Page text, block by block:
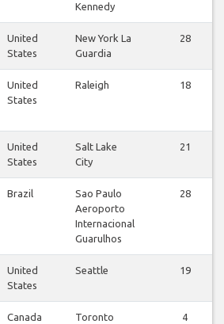
Kennedy
United
States
New York La
Guardia
28
United
States
Raleigh 18
United
States
Salt Lake
City
21
Brazil
Sao Paulo
Aeroporto
Internacional
Guarulhos
28
United
States
Seattle 19
Canada Toronto 4